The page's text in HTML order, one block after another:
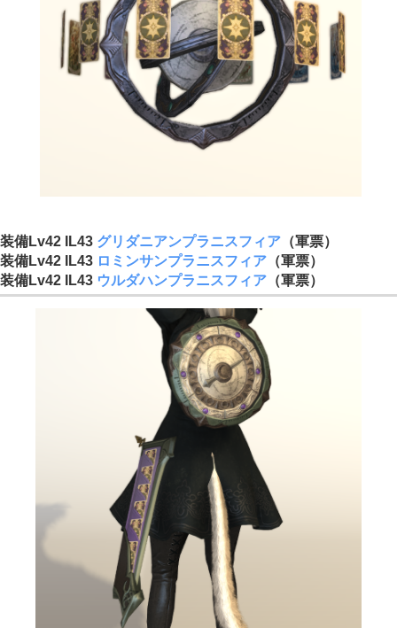
装備Lv42 IL43 グリダニアンプラニスフィア （軍票）
装備Lv42 IL43 ロミンサンプラニスフィア （軍票）
装備Lv42 IL43 ウルダハンプラニスフィア （軍票）